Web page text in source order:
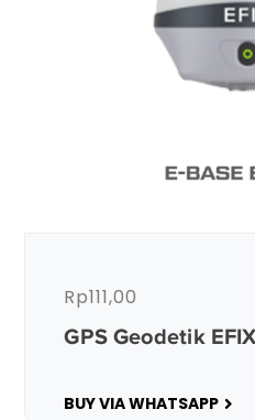
GPS Geodetik
Rp111,00
BUY VIA WHATSAPP